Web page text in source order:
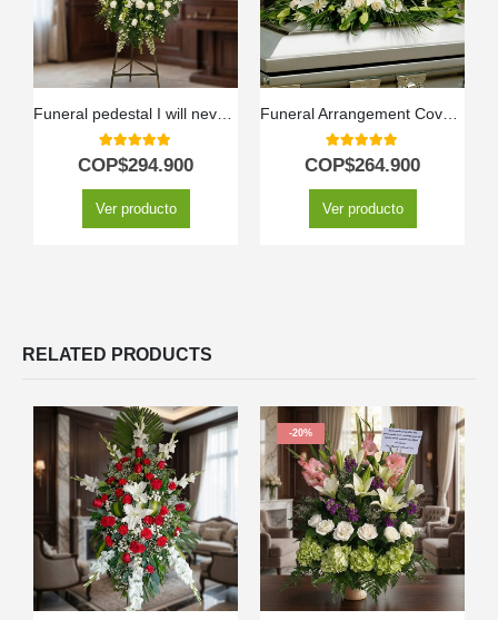
Funeral pedestal I will never forget you
5.00out of 5
COP$294.900
Ver producto
Funeral Arrangement Covers Box With White Roses and Lilies
5.00out of 5
COP$264.900
Ver producto
RELATED PRODUCTS
-20%